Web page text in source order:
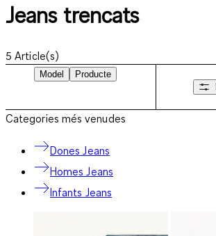
Jeans trencats
5 Article(s)
Model
Producte
Categories més venudes
Dones Jeans
Homes Jeans
Infants Jeans